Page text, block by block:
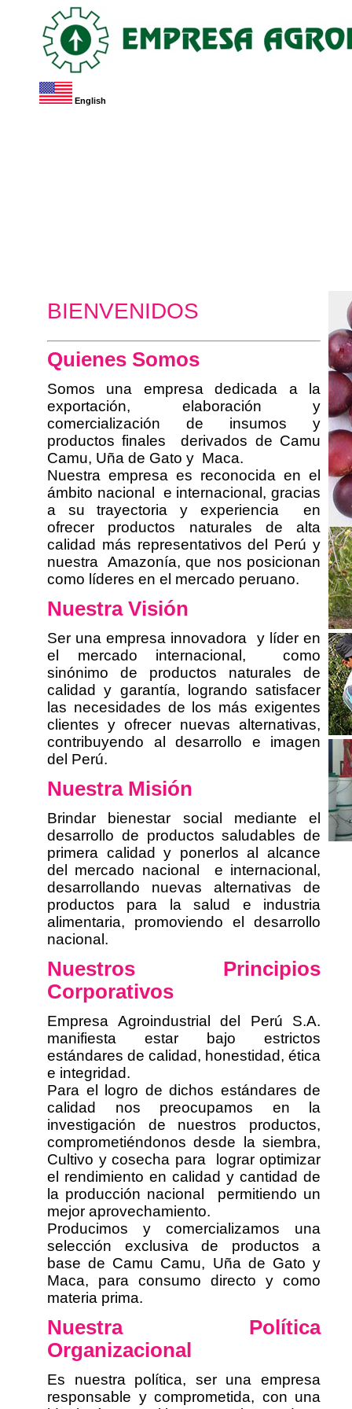
English
BIENVENIDOS
Quienes Somos
Somos una empresa dedicada a la
exportación, elaboración y
comercialización de insumos y
productos finales derivados de Camu
Camu, Uña de Gato y Maca.
Nuestra empresa es reconocida en el
ámbito nacional e internacional, gracias
a su trayectoria y experiencia en
ofrecer productos naturales de alta
calidad más representativos del Perú y
nuestra Amazonía, que nos posicionan
como líderes en el mercado peruano.
Nuestra Visión
Ser una empresa innovadora y líder en
el mercado internacional, como
sinónimo de productos naturales de
calidad y garantía, logrando satisfacer
las necesidades de los más exigentes
clientes y ofrecer nuevas alternativas,
contribuyendo al desarrollo e imagen
del Perú.
Nuestra Misión
Brindar bienestar social mediante el
desarrollo de productos saludables de
primera calidad y ponerlos al alcance
del mercado nacional e internacional,
desarrollando nuevas alternativas de
productos para la salud e industria
alimentaria, promoviendo el desarrollo
nacional.
Nuestros Principios
Corporativos
Empresa Agroindustrial del Perú S.A.
manifiesta estar bajo estrictos
estándares de calidad, honestidad, ética
e integridad.
Para el logro de dichos estándares de
calidad nos preocupamos en la
investigación de nuestros productos,
comprometiéndonos desde la siembra,
Cultivo y cosecha para lograr optimizar
el rendimiento en calidad y cantidad de
la producción nacional permitiendo un
mejor aprovechamiento.
Producimos y comercializamos una
selección exclusiva de productos a
base de Camu Camu, Uña de Gato y
Maca, para consumo directo y como
materia prima.
Nuestra Política
Organizacional
Es nuestra política, ser una empresa
responsable y comprometida, con una